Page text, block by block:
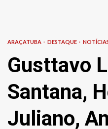
ARAÇATUBA DESTAQUE
Gusttavo
Santana,
Juliano,